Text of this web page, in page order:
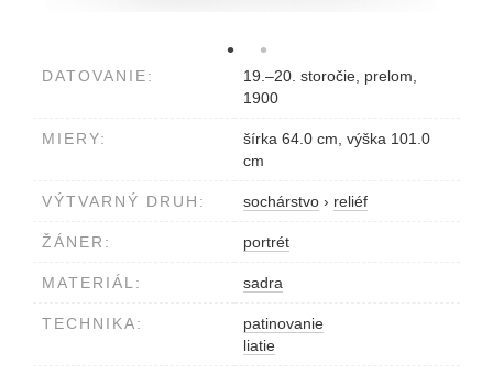
DATOVANIE:
19.–20. storočie, prelom,
1900
MIERY:
šírka 64.0 cm, výška 101.0
cm
VÝTVARNÝ DRUH: sochárstvo › reliéf
ŽÁNER: portrét
MATERIÁL: sadra
TECHNIKA:
patinovanie
liatie